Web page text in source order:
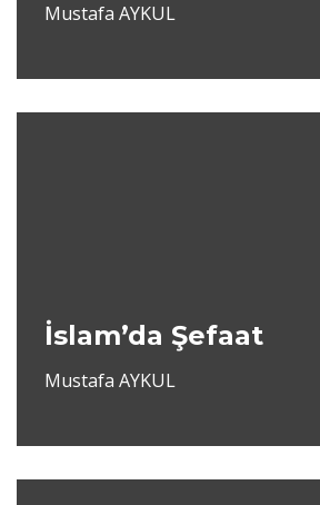
Mustafa AYKUL
İslam’da Şefaat
Mustafa AYKUL